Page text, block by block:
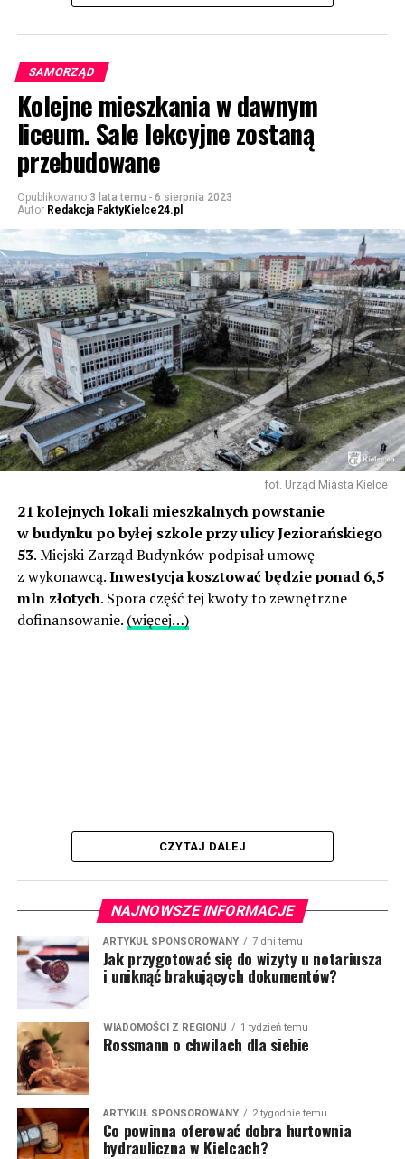
SAMORZĄD
Kolejne mieszkania w dawnym
liceum. Sale lekcyjne zostaną
przebudowane
Opublikowano 3 lata temu - 6 sierpnia 2023
Autor Redakcja FaktyKielce24.pl
fot. Urząd Miasta Kielce
21 kolejnych lokali mieszkalnych powstanie
w budynku po byłej szkole przy ulicy Jeziorańskiego
53. Miejski Zarząd Budynków podpisał umowę
z wykonawcą.Inwestycja kosztować będzie ponad 6,5
mln złotych. Spora część tej kwoty to zewnętrzne
dofinansowanie. (więcej…)
CZYTAJ DALEJ
NAJNOWSZE INFORMACJE
ARTYKUŁ SPONSOROWANY 7 dni temu
Jak przygotować się do wizyty u notariusza
i uniknąć brakujących dokumentów?
WIADOMOŚCI Z REGIONU 1 tydzień temu
Rossmann o chwilach dla siebie
ARTYKUŁ SPONSOROWANY 2 tygodnie temu
Co powinna oferować dobra hurtownia
hydrauliczna w Kielcach?